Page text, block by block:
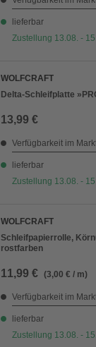
lieferbar
Zustellung 13.08. -
WOLFCRAFT
Delta-Schleifplatte
13,99 €
Verfügbarkeit im
lieferbar
Zustellung 13.08. -
WOLFCRAFT
Schleifpapierrolle,
rostfarben
11,99 € (3,00 € / m)
Verfügbarkeit im
lieferbar
Zustellung 13.08. -